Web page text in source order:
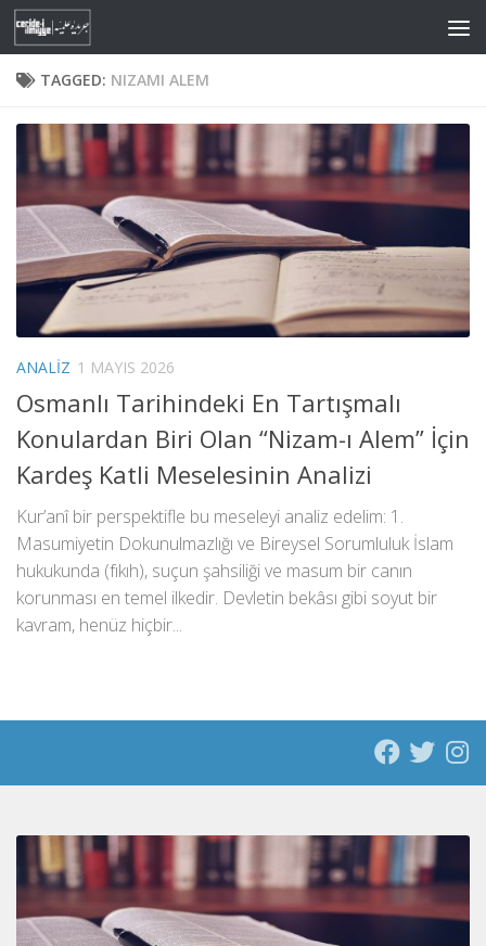
Skip to content
TAGGED: NIZAMI ALEM
ANALIZ 1 MAYIS 2026
Osmanlı Tarihindeki En Tartışmalı
Konulardan Biri Olan “Nizam-ı Alem” İçin
Kardeş Katli Meselesinin Analizi
Kur’anî bir perspektifle bu meseleyi analiz edelim: ​1.
Masumiyetin Dokunulmazlığı ve Bireysel Sorumluluk ​İslam
hukukunda (fıkıh), suçun şahsiliği ve masum bir canın
korunması en temel ilkedir. Devletin bekâsı gibi soyut bir
kavram, henüz hiçbir...